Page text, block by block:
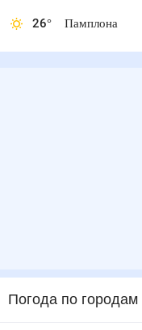
26° Памплона
Погода по городам